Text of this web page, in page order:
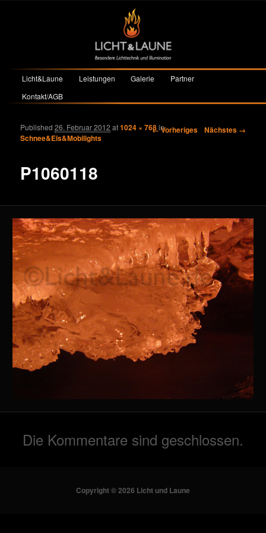
Hauptmenü
Zum primären Inhalt springen
Zum sekundären Inhalt springen
Licht&Laune Leistungen Galerie
Partner
Kontakt/AGB
Bilder-Navigation
← Vorheriges Nächstes →
P1060118
Published26. Februar 2012 at1024 × 768in
Schnee&Eis&Mobilights
Die Kommentare sind geschlossen.
Copyright © 2026 Licht und Laune